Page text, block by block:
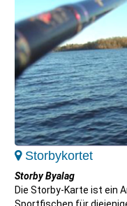
Storbykortet
Storby Byalag
Die Storby-Karte ist ein